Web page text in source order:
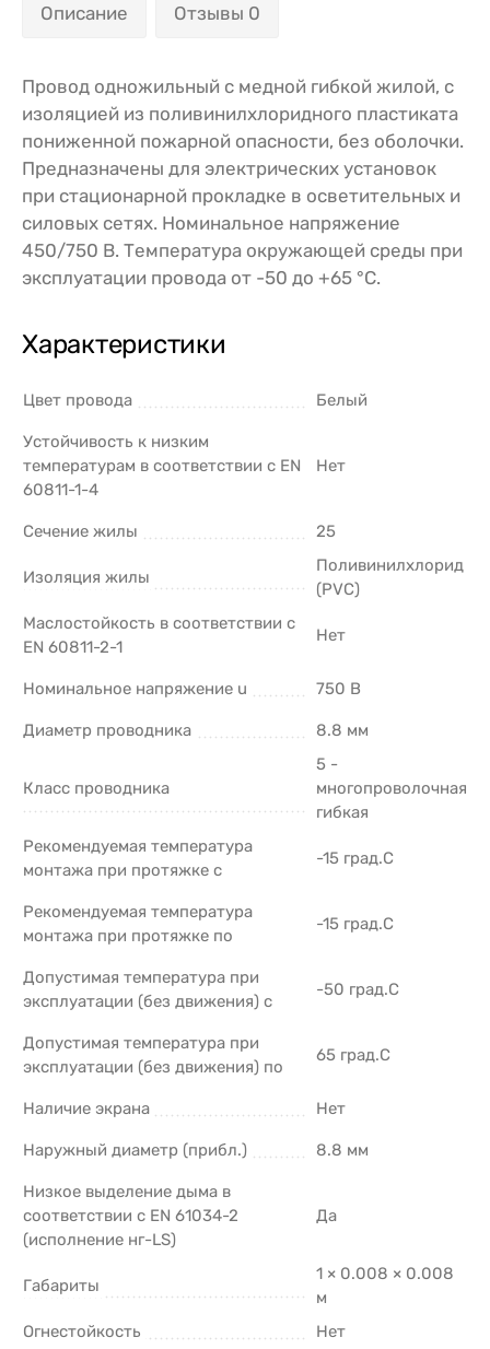
Описание Отзывы 0
Провод одножильный с медной гибкой жилой, с
изоляцией из поливинилхлоридного пластиката
пониженной пожарной опасности, без оболочки.
Предназначены для электрических установок
при стационарной прокладке в осветительных и
силовых сетях. Номинальное напряжение
450/750 В. Температура окружающей среды при
эксплуатации провода от -50 до +65 °C.
Характеристики
Цвет провода Белый
Устойчивость к низким
температурам в соответствии с EN
60811-1-4
Нет
Сечение жилы 25
Изоляция жилы
Поливинилхлорид
(PVC)
Маслостойкость в соответствии с
EN 60811-2-1
Нет
Номинальное напряжение u 750 В
Диаметр проводника 8.8 мм
Класс проводника
5 -
многопроволочная
гибкая
Рекомендуемая температура
монтажа при протяжке с
-15 град.C
Рекомендуемая температура
монтажа при протяжке по
-15 град.C
Допустимая температура при
эксплуатации (без движения) с
-50 град.C
Допустимая температура при
эксплуатации (без движения) по
65 град.C
Наличие экрана Нет
Наружный диаметр (прибл.) 8.8 мм
Низкое выделение дыма в
соответствии с EN 61034-2
(исполнение нг-LS)
Да
Габариты
1 × 0.008 × 0.008
м
Огнестойкость
Нет